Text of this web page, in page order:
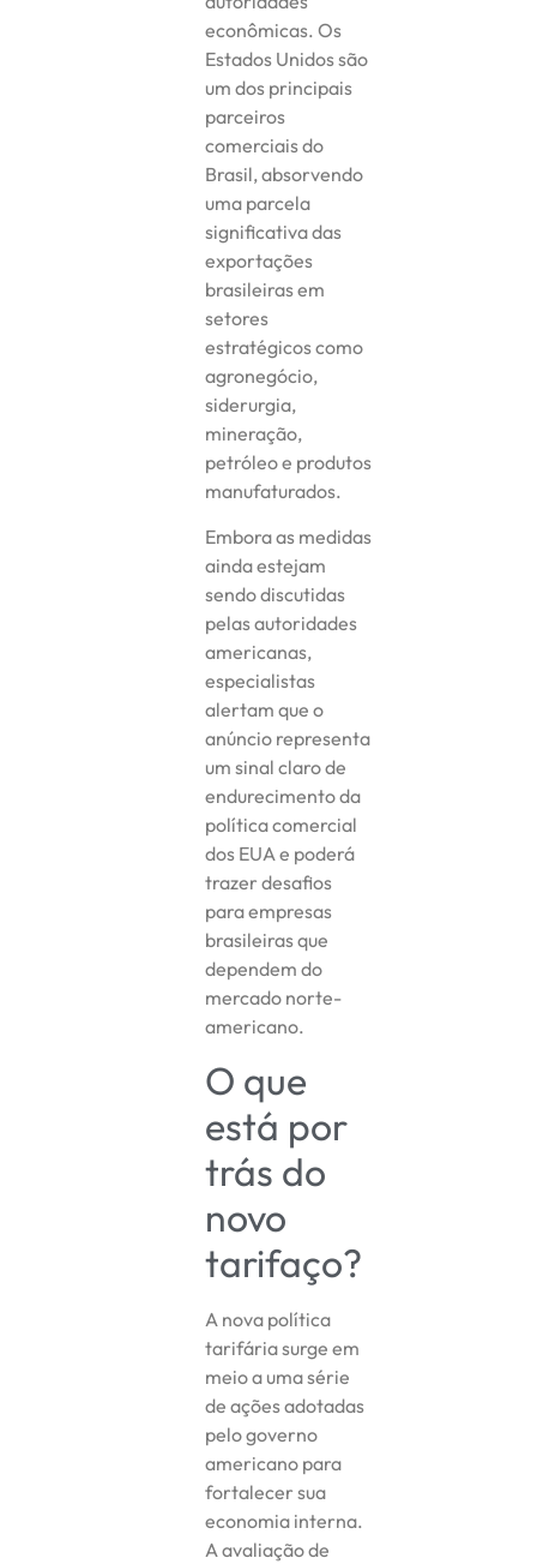
econômicas. Os
Estados Unidos são
um dos principais
parceiros
comerciais do
Brasil, absorvendo
uma parcela
significativa das
exportações
brasileiras em
setores
estratégicos como
agronegócio,
siderurgia,
mineração,
petróleo e produtos
manufaturados.
Embora as medidas
ainda estejam
sendo discutidas
pelas autoridades
americanas,
especialistas
alertam que o
anúncio representa
um sinal claro de
endurecimento da
política comercial
dos EUA e poderá
trazer desafios
para empresas
brasileiras que
dependem do
mercado norte-
americano.
O que
está por
trás do
novo
tarifaço?
A nova política
tarifária surge em
meio a uma série
de ações adotadas
pelo governo
americano para
fortalecer sua
economia interna.
A avaliação de